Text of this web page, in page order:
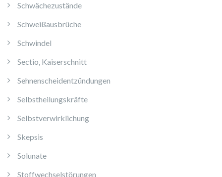
Schwächezustände
Schweißausbrüche
Schwindel
Sectio, Kaiserschnitt
Sehnenscheidentzündungen
Selbstheilungskräfte
Selbstverwirklichung
Skepsis
Solunate
Stoffwechselstörungen